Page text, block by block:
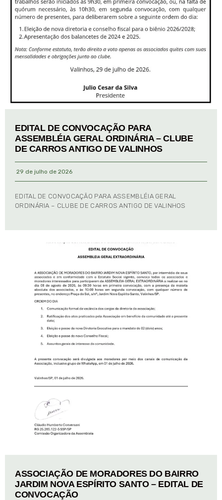
EDITAL DE CONVOCAÇÃO PARA
ASSEMBLÉIA GERAL ORDINÁRIA – CLUBE
DE CARROS ANTIGO DE VALINHOS
29 de julho de 2026
EDITAL DE CONVOCAÇÃO PARA ASSEMBLÉIA GERAL
ORDINÁRIA – CLUBE DE CARROS ANTIGO DE VALINHOS
ASSOCIAÇÃO DE MORADORES DO BAIRRO
JARDIM NOVA ESPÍRITO SANTO – EDITAL DE
CONVOCAÇÃO